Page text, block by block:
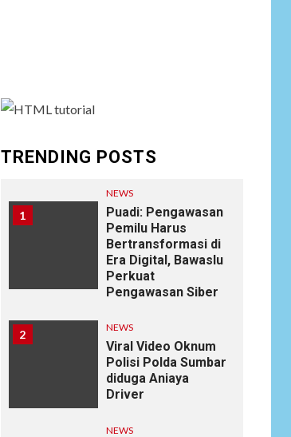
TRENDING POSTS
1
NEWS
Puadi: Pengawasan
Pemilu Harus
Bertransformasi di
Era Digital, Bawaslu
Perkuat
Pengawasan Siber
2 NEWS
Viral Video Oknum
Polisi Polda Sumbar
diduga Aniaya
Driver
NEWS